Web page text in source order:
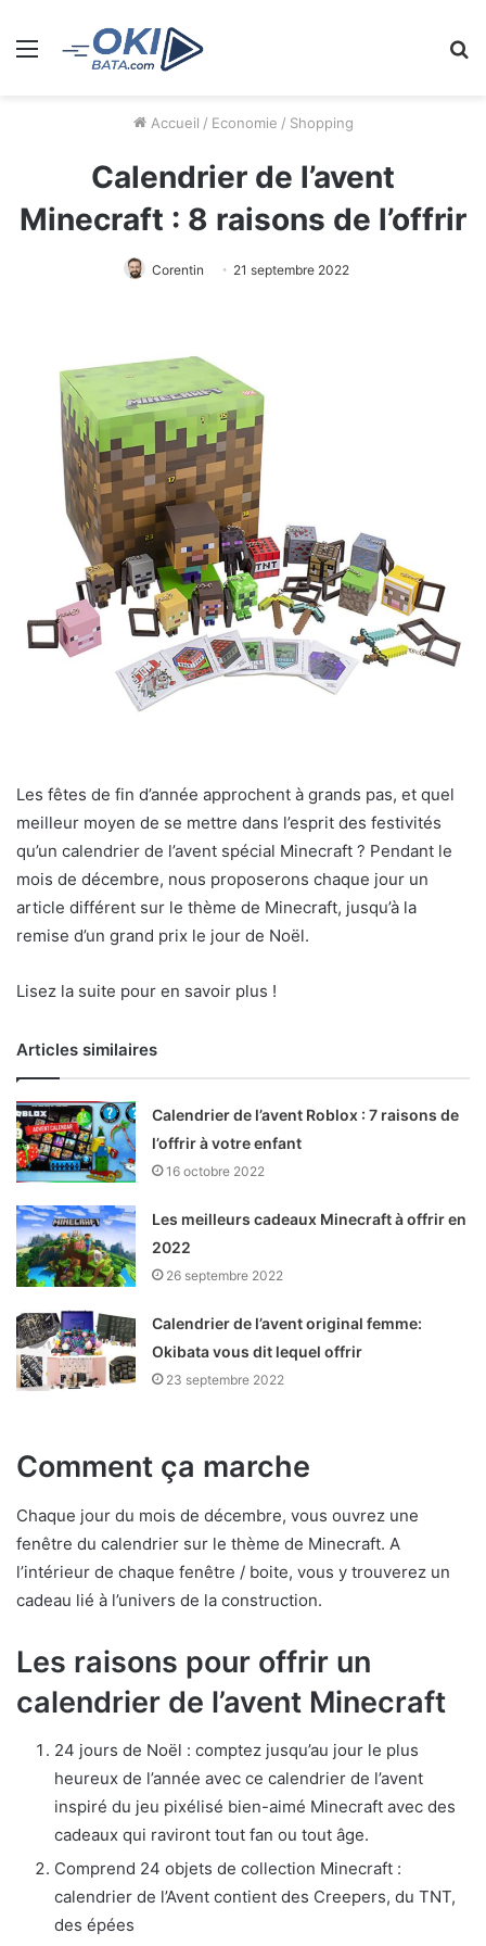
Menu
Accueil / Economie / Shopping
Calendrier de l’avent
Minecraft : 8 raisons de l’offrir
Corentin 21 septembre 2022
Les fêtes de fin d’année approchent à grands pas, et quel
meilleur moyen de se mettre dans l’esprit des festivités
qu’un calendrier de l’avent spécial Minecraft ? Pendant le
mois de décembre, nous proposerons chaque jour un
article différent sur le thème de Minecraft, jusqu’à la
remise d’un grand prix le jour de Noël.
Lisez la suite pour en savoir plus !
Articles similaires
Calendrier de l’avent Roblox : 7 raisons de
l’offrir à votre enfant
16 octobre 2022
Les meilleurs cadeaux Minecraft à offrir en
2022
26 septembre 2022
Calendrier de l’avent original femme:
Okibata vous dit lequel offrir
23 septembre 2022
Comment ça marche
Chaque jour du mois de décembre, vous ouvrez une
fenêtre du calendrier sur le thème de Minecraft. A
l’intérieur de chaque fenêtre / boite, vous y trouverez un
cadeau lié à l’univers de la construction.
Les raisons pour offrir un
calendrier de l’avent Minecraft
24 jours de Noël : comptez jusqu’au jour le plus
heureux de l’année avec ce calendrier de l’avent
inspiré du jeu pixélisé bien-aimé Minecraft avec des
cadeaux qui raviront tout fan ou tout âge.
Comprend 24 objets de collection Minecraft :
calendrier de l’Avent contient des Creepers, du TNT,
des épées